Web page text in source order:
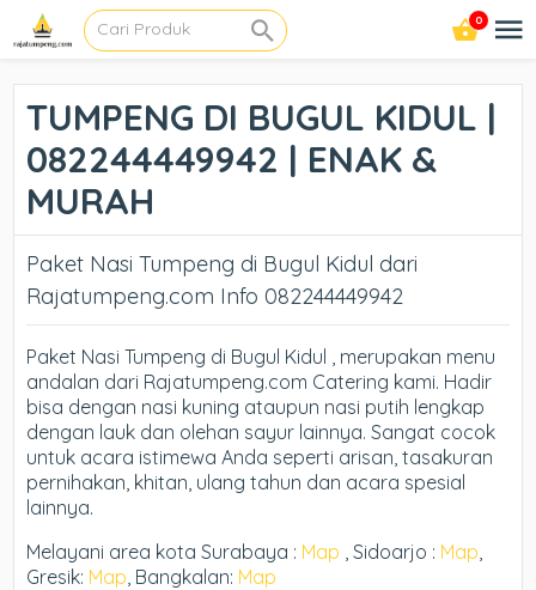
0
TUMPENG DI BUGUL KIDUL |
082244449942 | ENAK &
MURAH
Paket Nasi Tumpeng di Bugul Kidul dari
Rajatumpeng.com Info 082244449942
Paket Nasi Tumpeng di Bugul Kidul , merupakan menu
andalan dari Rajatumpeng.com Catering kami. Hadir
bisa dengan nasi kuning ataupun nasi putih lengkap
dengan lauk dan olehan sayur lainnya. Sangat cocok
untuk acara istimewa Anda seperti arisan, tasakuran
pernihakan, khitan, ulang tahun dan acara spesial
lainnya.
Melayani area kota Surabaya : Map , Sidoarjo : Map,
Gresik: Map, Bangkalan: Map